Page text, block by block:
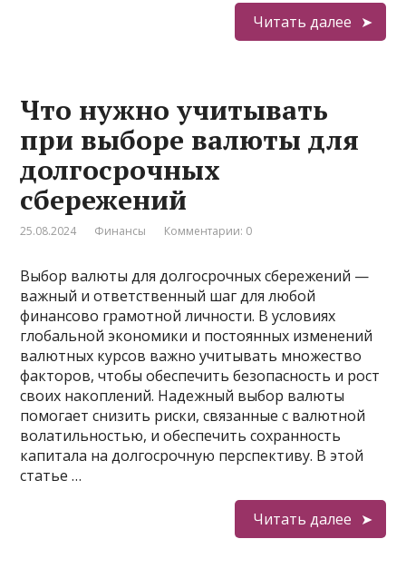
Читать далее
Что нужно учитывать
при выборе валюты для
долгосрочных
сбережений
25.08.2024 Финансы Комментарии: 0
Выбор валюты для долгосрочных сбережений —
важный и ответственный шаг для любой
финансово грамотной личности. В условиях
глобальной экономики и постоянных изменений
валютных курсов важно учитывать множество
факторов, чтобы обеспечить безопасность и рост
своих накоплений. Надежный выбор валюты
помогает снизить риски, связанные с валютной
волатильностью, и обеспечить сохранность
капитала на долгосрочную перспективу. В этой
статье …
Читать далее